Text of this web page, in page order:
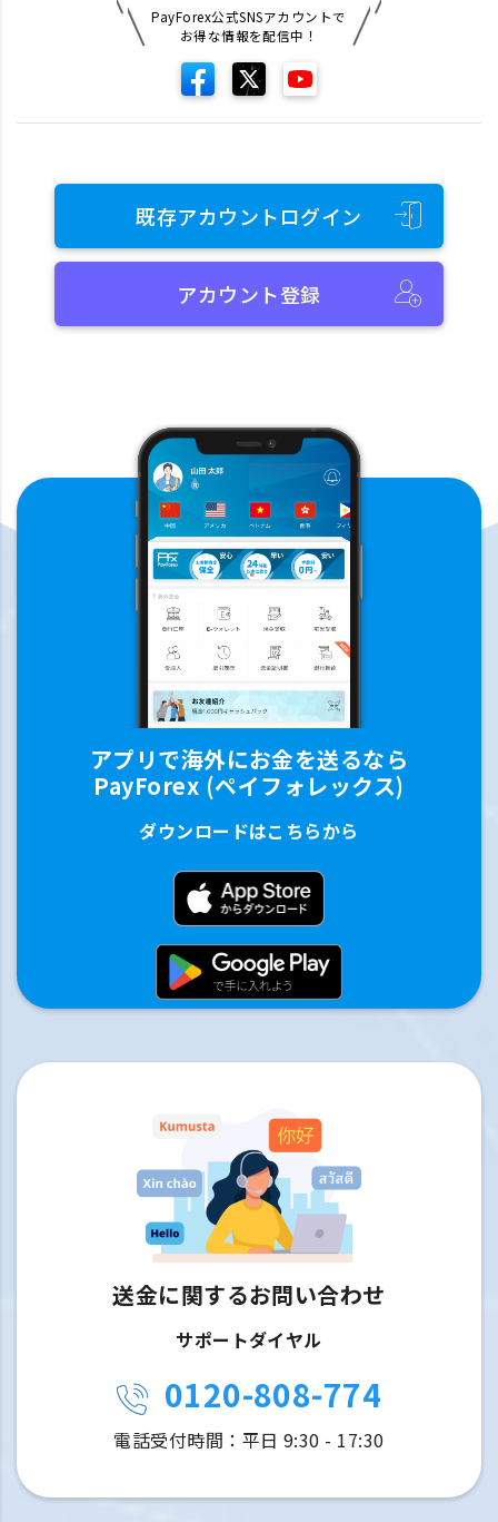
PayForex公式SNSアカウントで
お得な情報を配信中！
既存アカウントログイン
アカウント登録
アプリで海外にお金を送るなら
PayForex (ペイフォレックス)
ダウンロードはこちらから
送金に関するお問い合わせ
サポートダイヤル
0120-808-774
電話受付時間：平日 9:30 - 17:30